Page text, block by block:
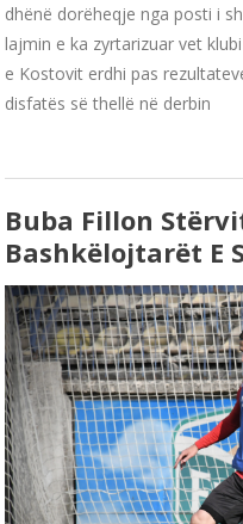
dhënë dorëheqje nga posti i
lajmin e ka zyrtarizuar vet
e Kostovit erdhi pas
disfatës së thellë në derbin
Buba Fillon
Bashkëlojtarët E